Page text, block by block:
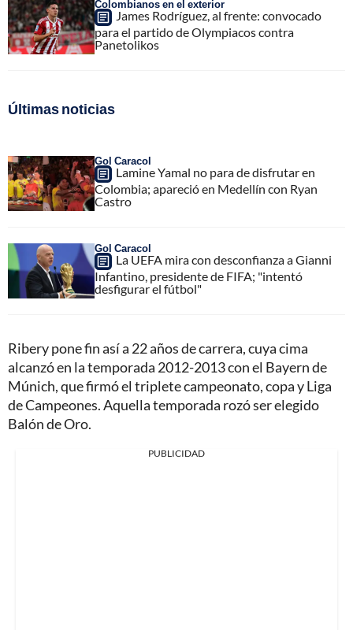
Colombianos en el exterior
James Rodríguez, al frente: convocado
para el partido de Olympiacos contra
Panetolikos
Últimas noticias
Gol Caracol
Lamine Yamal no para de disfrutar en
Colombia; apareció en Medellín con Ryan
Castro
Gol Caracol
La UEFA mira con desconfianza a Gianni
Infantino, presidente de FIFA; "intentó
desfigurar el fútbol"
Ribery pone fin así a 22 años de carrera, cuya cima
alcanzó en la temporada 2012-2013 con el Bayern de
Múnich, que firmó el triplete campeonato, copa y Liga
de Campeones. Aquella temporada rozó ser elegido
Balón de Oro.
PUBLICIDAD